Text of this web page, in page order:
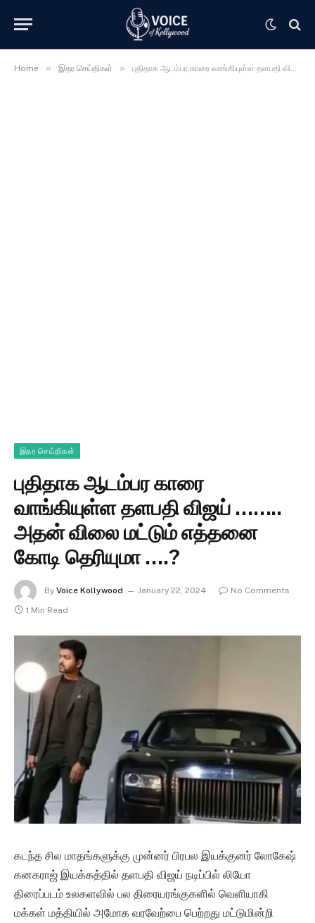
Home » இதர செய்திகள் » புதிதாக ஆடம்பர காரை வாங்கியுள்ள தளபதி விஜய் …….. அதன் விலை மட்டும் எத்தனை கோடி தெரியுமா ….?
இதர செய்திகள்
புதிதாக ஆடம்பர காரை
வாங்கியுள்ள தளபதி விஜய் ……..
அதன் விலை மட்டும் எத்தனை
கோடி தெரியுமா ….?
By Voice Kollywood January 22, 2024
No Comments
1 Min Read
கடந்த சில மாதங்களுக்கு முன்னர் பிரபல இயக்குனர் லோகேஷ்
கனகராஜ் இயக்கத்தில் தளபதி விஜய் நடிப்பில் லியோ
திரைப்படம் உலகளவில் பல திரையரங்குகளில் வெளியாகி
மக்கள் மத்தியில் அமோக வரவேற்பை பெற்றது மட்டுமின்றி